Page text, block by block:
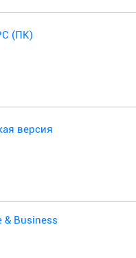
(ПК)
версия
& Business